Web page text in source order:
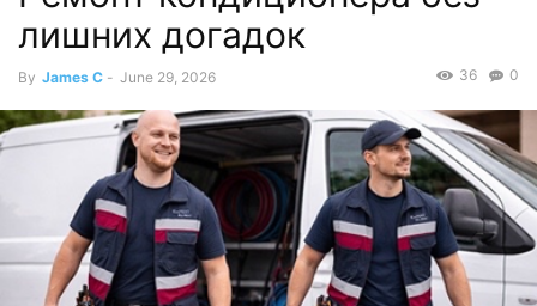
лишних догадок
By James C - June 29, 2026 0
36